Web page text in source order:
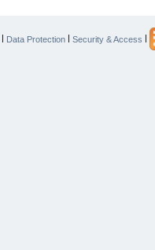
| Data Protection | Security & Access |